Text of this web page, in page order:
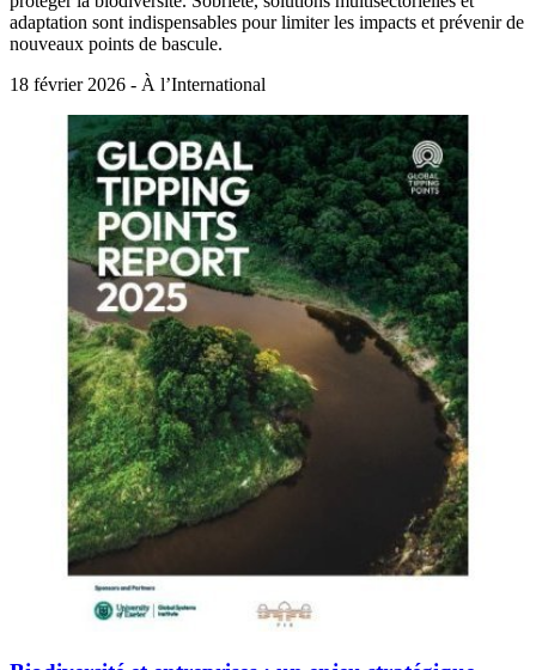
adaptation sont indispensables pour limiter les impacts et prévenir de
nouveaux points de bascule.
18 février 2026 - À l’International